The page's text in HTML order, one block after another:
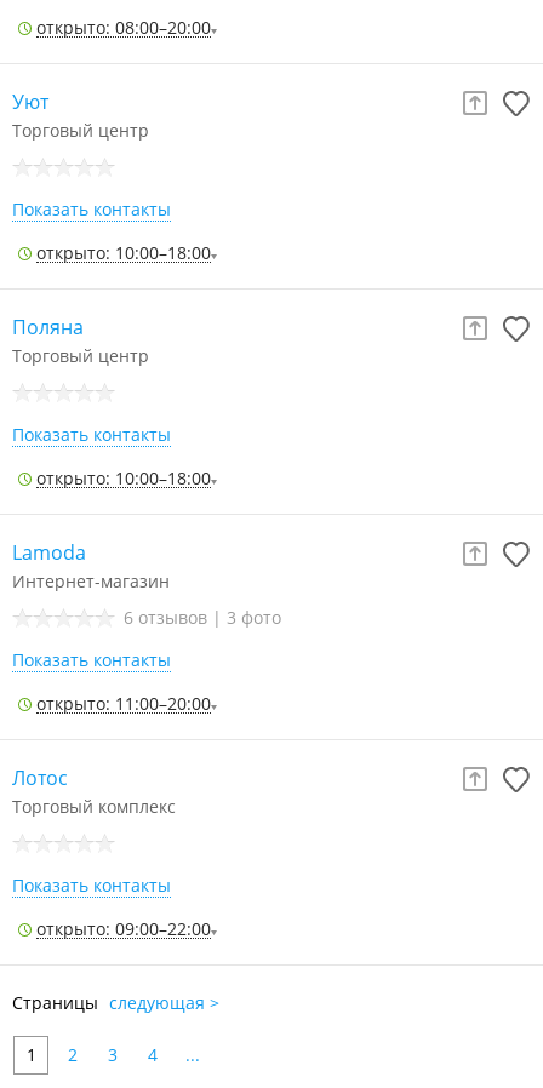
открыто: 08:00–20:00
Уют
Торговый центр
Показать контакты
открыто: 10:00–18:00
Поляна
Торговый центр
Показать контакты
открыто: 10:00–18:00
Lamoda
Интернет-магазин
6 отзывов | 3 фото
Показать контакты
открыто: 11:00–20:00
Лотос
Торговый комплекс
Показать контакты
открыто: 09:00–22:00
Страницы следующая >
1 2 3 4 ...